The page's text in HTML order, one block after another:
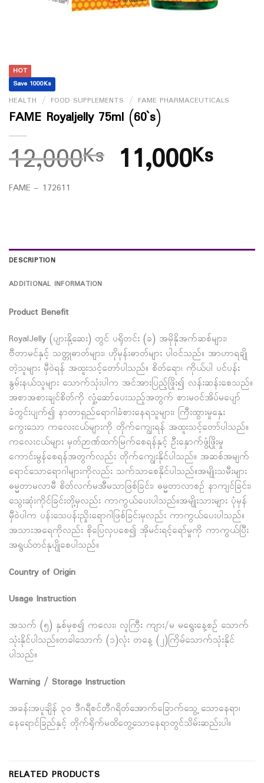
HOT
Save 1000Ks
HEALTH / FOOD SUPPLEMENTS / FAME PHARMACEUTICALS
FAME Royaljelly 75ml (60`s)
12,000Ks 11,000Ks
FAME – 172611
DESCRIPTION
ADDITIONAL INFORMATION
Product Benefit
RoyalJelly (ပျားနို့ဆေး) တွင် ပရိုတင်း (ခ) အမိုနိုအက်ဆစ်များ၊
ဗီတာမင်နှင့် သတ္တုဓာတ်များ၊ ဟိုမုန်းဓာတ်များ ပါဝင်သည်။ အာဟာရချို
တဲ့သူများ မှီဝဲရန် အထူးသင့်တော်ပါသည်။ စိတ်ရော၊ ကိုယ်ပါ ပင်ပန်း
နွမ်းနယ်သူများ သောက်သုံးပါက အင်အားပြည့်ဖြိုး၍ လန်းဆန်းစေသည်။
အစာအစားချင်စိတ်ကို လှုံ့ဆော်ပေးသည့်အတွက် စားမဝင်အိပ်မပျော်
ခံတွင်းပျက်၍ နာတာရှည်ရောဂါခံစားနေရသူများ၊ ကြီးထွားမှုနှေး
ကွေးသော ကလေးငယ်များကို တိုက်ကျွေးရန် အထူးသင့်တော်ပါသည်။
ကလေးငယ်များ မှတ်ဉာဏ်ထက်မြက်စေရန်နှင့် ဦးနှောက်ဖွံ့ဖြိုးမှု
ကောင်းမွန်စေရန်အတွက်လည်း တိုက်ကျွေးနိုင်ပါသည်။ အဆစ်အမျက်
ရောင်သောရောဂါများကိုလည်း သက်သာစေနိုင်ပါသည်။အမျိုးသမီးများ
ဓမ္မတာမလာမီ စိတ်လက်မအီမသာဖြစ်ခြင်း၊ ဓမ္မတာလာစဉ် နာကျင်ခြင်း၊
သွေးဆုံးကိုင်ခြင်းတို့မှလည်း ကာကွယ်ပေးပါသည်။အမျိုးသားများ ပုံမှန်
မှီဝဲပါက ပန်းသေပန်းညှိုးရောဂါဖြစ်ခြင်းမှလည်း ကာကွယ်ပေးပါသည်။
အသားအရေကိုလည်း စိုပြေလှပစေ၍ အိုမင်းရင့်ရော်မှုကို ကာကွယ်ပြီး
အရွယ်တင်နုပျိုစေပါသည်။
Country of Origin
Usage Instruction
အသက် (၅) နှစ်မှစ၍ ကလေး၊ လူကြီး ကျား/မ မရွေးနေ့စဉ် သောက်
သုံးနိုင်ပါသည်။တခါသောက် (၁)လုံး တနေ့ (၂)ကြိမ်သောက်သုံးနိုင်
ပါသည်။
Warning / Storage Instruction
အခန်းအပူချိန် ၃၀ ဒီဂရီစင်တီဂရိတ်အောက်ခြောက်သွေ့ သောနေရာ၊
နေရောင်ခြည်နှင့် တိုက်ရိုက်မထိတွေ့သောနေရာတွင်သိမ်းဆည်းပါ။
RELATED PRODUCTS